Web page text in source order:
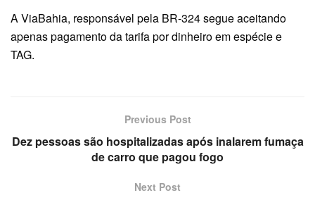
A ViaBahia, responsável pela BR-324 segue aceitando
apenas pagamento da tarifa por dinheiro em espécie e
TAG.
Previous Post
Dez pessoas são hospitalizadas após inalarem fumaça
de carro que pagou fogo
Next Post